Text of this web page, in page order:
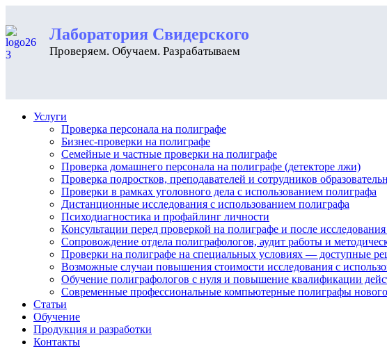
Лаборатория Свидерского
Проверяем. Обучаем. Разрабатываем
Услуги
Проверка персонала на полиграфе
Бизнес-проверки на полиграфе
Семейные и частные проверки на полиграфе
Проверка домашнего персонала на полиграфе (детекторе лжи)
Проверка подростков, преподавателей и сотрудников
Проверки в рамках уголовного дела с использованием полиграфа
Дистанционные исследования с использованием полиграфа
Психодиагностика и профайлинг личности
Консультации перед проверкой на полиграфе и после
Сопровождение отдела полиграфологов, аудит работы и
Проверки на полиграфе на специальных условиях — доступные
Возможные случаи повышения стоимости исследования с
Обучение полиграфологов с нуля и повышение квалификации
Современные профессиональные компьютерные полиграфы
Статьи
Обучение
Продукция и разработки
Контакты